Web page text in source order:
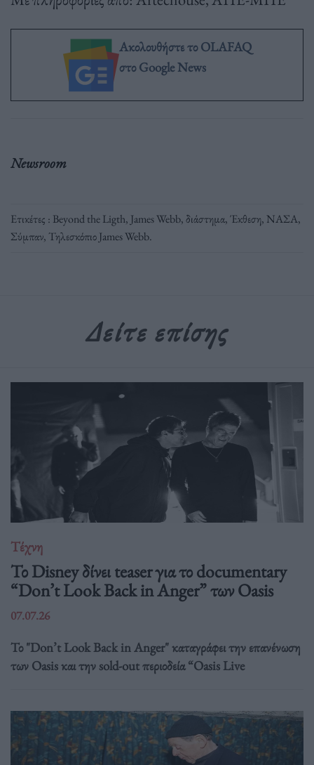
Ακολουθήστε το OLAFAQ
στο Google News
Newsroom
Ετικέτες : Beyond the Ligth, James Webb,διάστημα,Έκθεση, ΝΑΣΑ,
Σύμπαν, Τηλεσκόπιο James Webb.
Δείτε επίσης
Τέχνη
Το Disney δίνει teaser για το documentary
“Don’t Look Back in Anger” των Oasis
07.07.26
Το "Don’t Look Back in Anger" καταγράφει την επανένωση
των Oasis και την sold-out περιοδεία “Oasis Live